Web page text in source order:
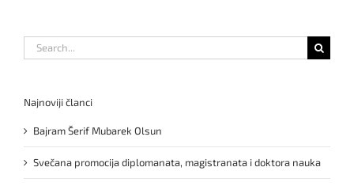
Search
for:
Najnoviji članci
Bajram Šerif Mubarek Olsun
Svečana promocija diplomanata, magistranata i doktora nauka